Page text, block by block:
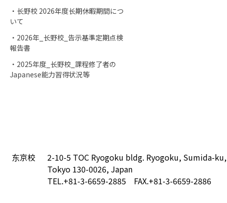
・长野校 2026年度长期休暇期間につ
いて
・2026年_长野校_告示基準定期点検
報告書
・2025年度_长野校_課程修了者の
Japanese能力習得状況等
东京校
2-10-5 TOC Ryogoku bldg. Ryogoku, Sumida-ku,
Tokyo 130-0026, Japan
TEL.+81-3-6659-2885 FAX.+81-3-6659-2886